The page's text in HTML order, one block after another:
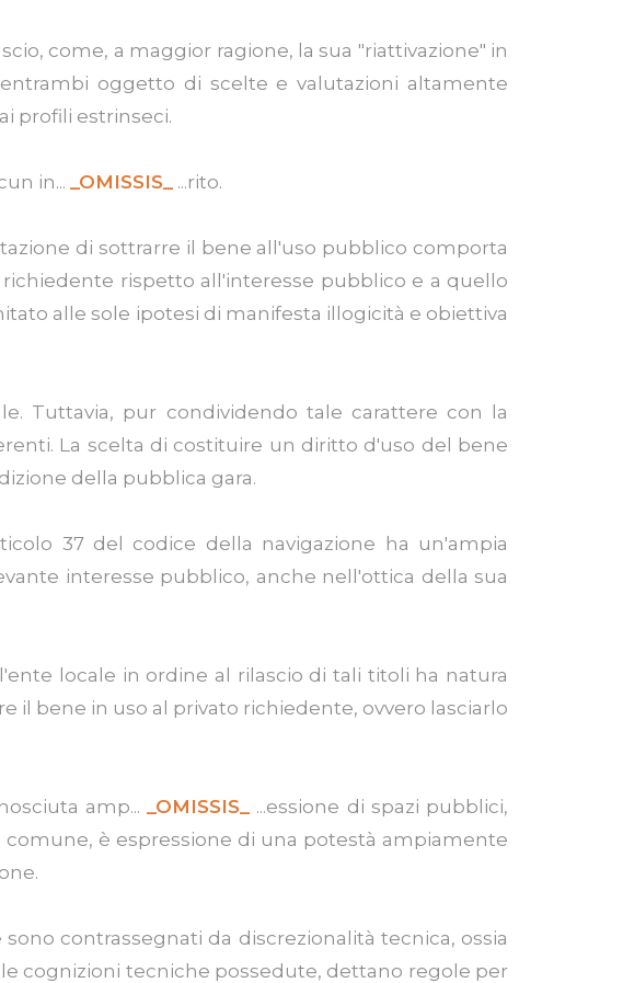
come, a maggior ragione, la sua "riattivazione" in
oggetto di scelte e valutazioni altamente
profili estrinseci.
in... _OMISSIS_ ...rito.
di sottrarre il bene all'uso pubblico comporta
rispetto all'interesse pubblico e a quello
alle sole ipotesi di manifesta illogicità e obiettiva
Tuttavia, pur condividendo tale carattere con la
La scelta di costituire un diritto d'uso del bene
della pubblica gara.
37 del codice della navigazione ha un'ampia
interesse pubblico, anche nell'ottica della sua
locale in ordine al rilascio di tali titoli ha natura
bene in uso al privato richiedente, ovvero lasciarlo
amp... _OMISSIS_
...essione di spazi pubblici,
è espressione di una potestà ampiamente
contrassegnati da discrezionalità tecnica, ossia
cognizioni tecniche possedute, dettano regole per